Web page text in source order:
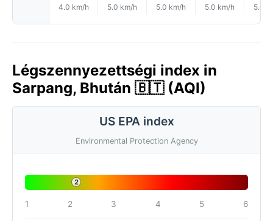
4.0 km/h 5.0 km/h 5.0 km/h 5.0 km/h 5.0
Légszennyezettségi index in
Sarpang, Bhután 🇧🇹 (AQI)
US EPA index
Environmental Protection Agency
2
1 2 3 4 5 6